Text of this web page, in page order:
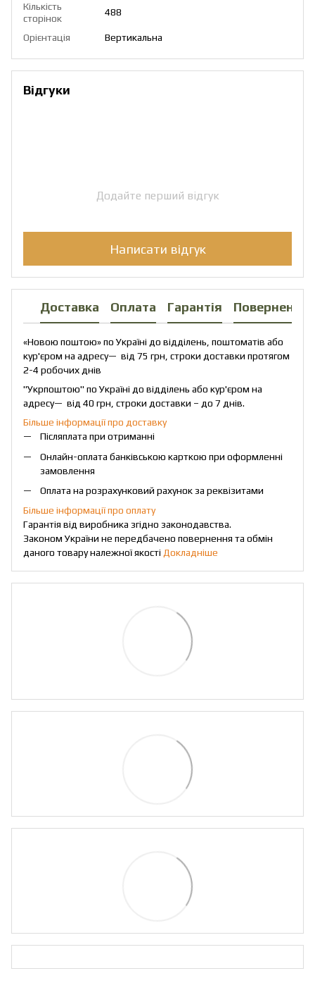
Кількість
сторінок
488
Орієнтація Вертикальна
Відгуки
Додайте перший відгук
Написати відгук
Доставка Оплата Гарантія Повернення
«Новою поштою» по Україні до відділень, поштоматів або
кур'єром на адресу— від 75 грн, строки доставки протягом
2-4 робочих днів
"Укрпоштою" по Україні до відділень або кур'єром на
адресу— від 40 грн, строки доставки – до 7 днів.
Більше інформації про доставку
Післяплата при отриманні
Онлайн-оплата банківською карткою при оформленні
замовлення
Оплата на розрахунковий рахунок за реквізитами
Більше інформації про оплату
Гарантія від виробника згідно законодавства.
Законом України не передбачено повернення та обмін
даного товару належної якості Докладніше